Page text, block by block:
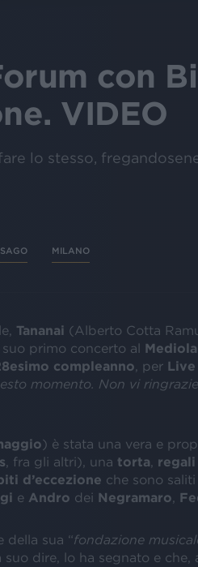
con
VIDEO
lo stesso,
MILANO
Tananai (Alberto Cotta
primo concerto al
compleanno , perLive
momento. Non vi
) è stata una vera e
, fra gli altri), una torta regali
d’eccezione che sono
e Andro dei Negramaro
della sua “fondazione
suo dire, lo ha segnato e